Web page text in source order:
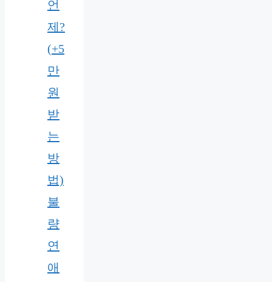
언
제?
(+5
만
원
받
는
방
법)
불
량
연
애